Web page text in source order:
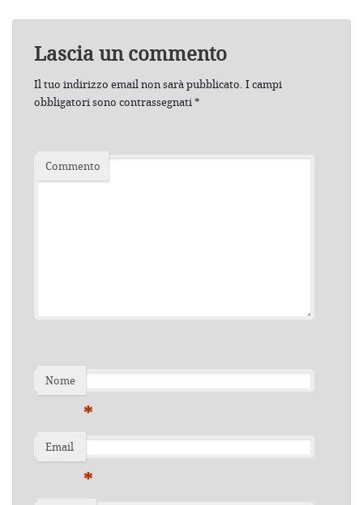
Lascia un commento
Il tuo indirizzo email non sarà pubblicato. I campi
obbligatori sono contrassegnati*
Commento
Nome
*
Email
*